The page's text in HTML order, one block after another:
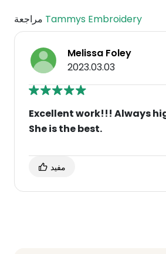
Tammys Embroidery
Melissa Foley
2023.03.03
Excellent work!!! Always
She is the best.
مفيد